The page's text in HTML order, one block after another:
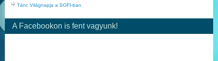
Tánc Világnapja a SOFI-ban
A Facebookon is fent vagyunk!